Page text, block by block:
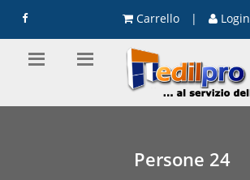
Carrello | Login
Persone 24